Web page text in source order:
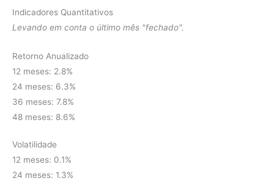
Indicadores Quantitativos
Levando em conta o último mês "fechado".
Retorno Anualizado
12 meses: 2.8%
24 meses: 6.3%
36 meses: 7.8%
48 meses: 8.6%
Volatilidade
12 meses: 0.1%
24 meses: 1.3%